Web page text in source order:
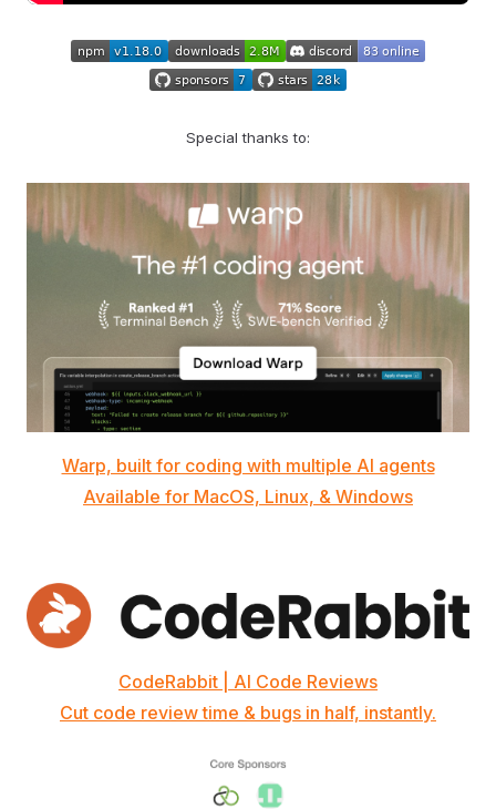
Special thanks to:
Warp, built for coding with multiple AI agents
Available for MacOS, Linux, & Windows
CodeRabbit | AI Code Reviews
Cut code review time & bugs in half, instantly.